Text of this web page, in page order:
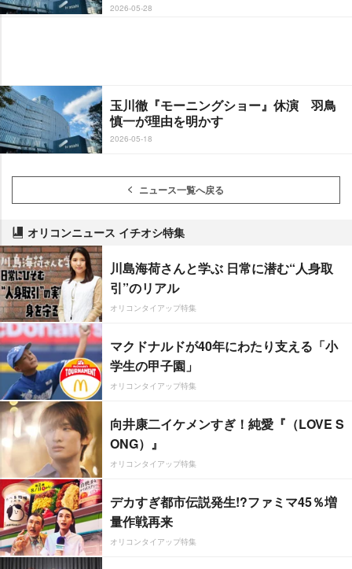
2026-05-28
玉川徹『モーニングショー』休演 羽鳥
慎一が理由を明かす
2026-05-18
ニュース一覧へ戻る
オリコンニュース イチオシ特集
川島海荷さんと学ぶ 日常に潜む“人身取
引”のリアル
オリコンタイアップ特集
マクドナルドが40年にわたり支える「小
学生の甲子園」
オリコンタイアップ特集
向井康二イケメンすぎ！純愛『（LOVE S
ONG）』
オリコンタイアップ特集
デカすぎ都市伝説発生!?ファミマ45％増
量作戦再来
オリコンタイアップ特集